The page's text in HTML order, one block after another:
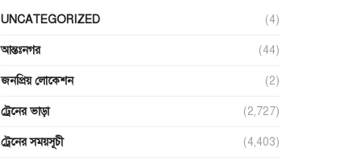
UNCATEGORIZED (4)
আন্তঃনগর (44)
জনপ্রিয় লোকেশন (2)
ট্রেনের ভাড়া (2,727)
ট্রেনের সময়সূচী (4,403)